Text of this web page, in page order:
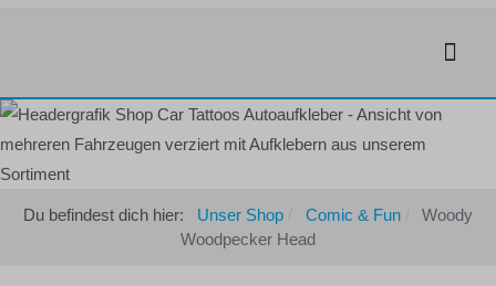
Du befindest dich hier: Unser Shop Comic & Fun
Woody
Woodpecker Head